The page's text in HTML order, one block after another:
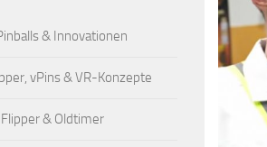
& Innovationen
vPins & VR-Konzepte
Flipper & Oldtimer